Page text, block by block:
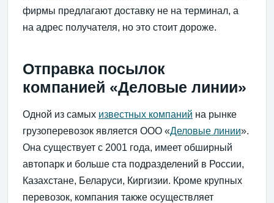
фирмы предлагают доставку не на терминал, а
на адрес получателя, но это стоит дороже.
Отправка посылок
компанией «Деловые линии»
Одной из самых известных компаний на рынке
грузоперевозок является ООО «Деловые линии».
Она существует с 2001 года, имеет обширный
автопарк и больше ста подразделений в России,
Казахстане, Беларуси, Киргизии. Кроме крупных
перевозок, компания также осуществляет